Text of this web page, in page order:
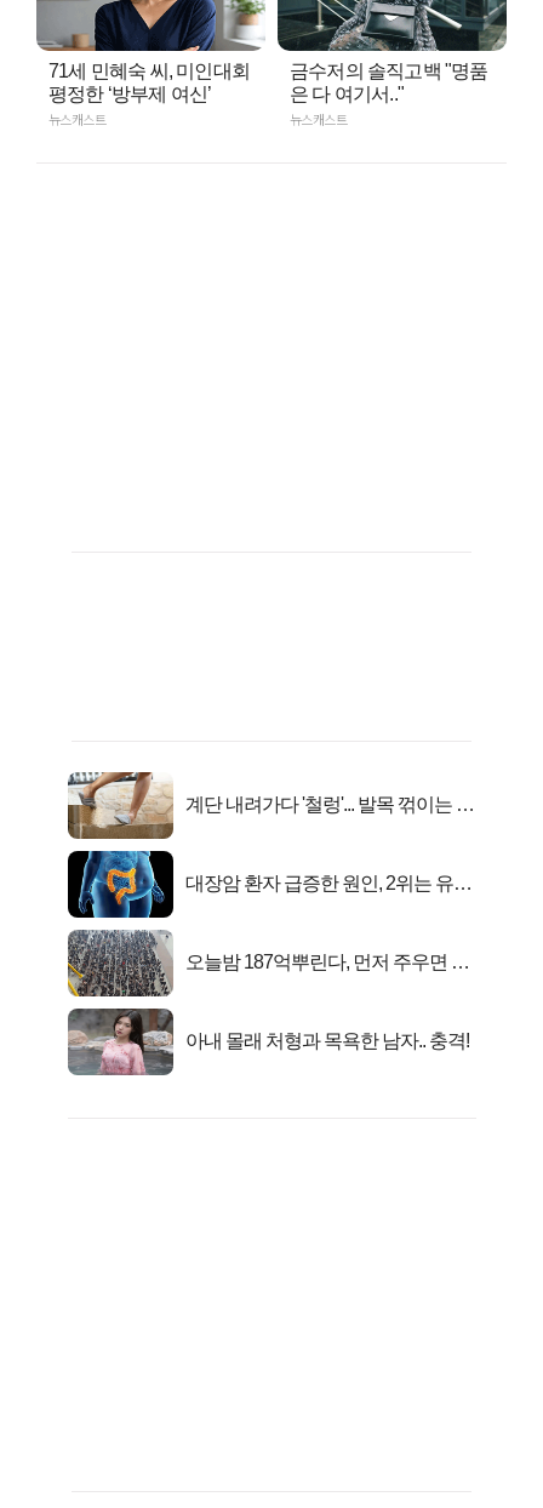
71세 민혜숙 씨, 미인대회
평정한 ‘방부제 여신’
뉴스캐스트
금수저의 솔직고백 "명품
은 다 여기서.."
뉴스캐스트
계단 내려가다 '철렁'... 발목 꺾이는 이
대장암 환자 급증한 원인, 2위는 유산
오늘밤 187억뿌린다, 먼저 주우면 최
아내 몰래 처형과 목욕한 남자.. 충격!